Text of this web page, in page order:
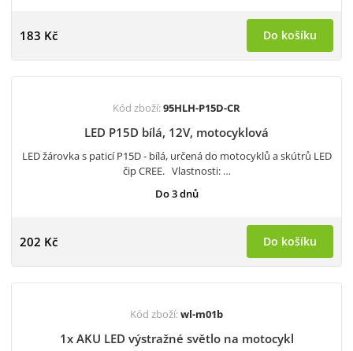
183 Kč Do košíku
Kód zboží:95HLH-P15D-CR
LED P15D bílá, 12V, motocyklová
LED žárovka s paticí P15D - bílá, určená do motocyklů a skútrů LED
čip CREE. Vlastnosti: …
Do 3 dnů
202 Kč Do košíku
Kód zboží:wl-m01b
1x AKU LED výstražné světlo na motocykl